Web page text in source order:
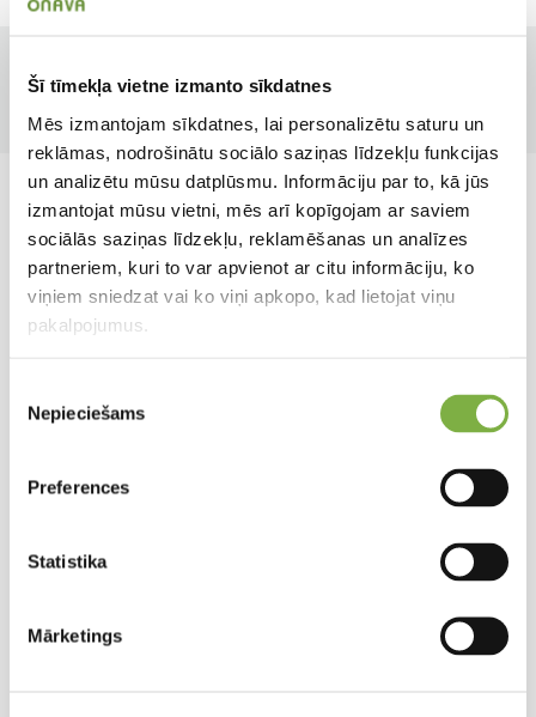
Šī tīmekļa vietne izmanto sīkdatnes
Mēs izmantojam sīkdatnes, lai personalizētu saturu un
reklāmas, nodrošinātu sociālo saziņas līdzekļu funkcijas
un analizētu mūsu datplūsmu. Informāciju par to, kā jūs
izmantojat mūsu vietni, mēs arī kopīgojam ar saviem
sociālās saziņas līdzekļu, reklamēšanas un analīzes
partneriem, kuri to var apvienot ar citu informāciju, ko
viņiem sniedzat vai ko viņi apkopo, kad lietojat viņu
pakalpojumus.
izvēle
Nepieciešams
Preferences
Statistika
Mārketings
Tips
Piederumi
Produkta tips
Līdzīgi produkti